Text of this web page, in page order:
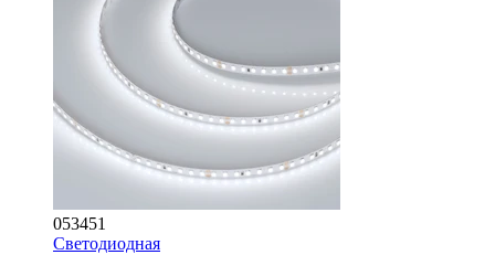
053451
Светодиодная